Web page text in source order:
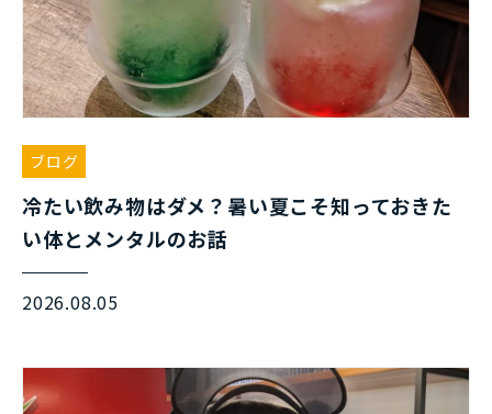
ブログ
冷たい飲み物はダメ？暑い夏こそ知っておきた
い体とメンタルのお話
2026.08.05